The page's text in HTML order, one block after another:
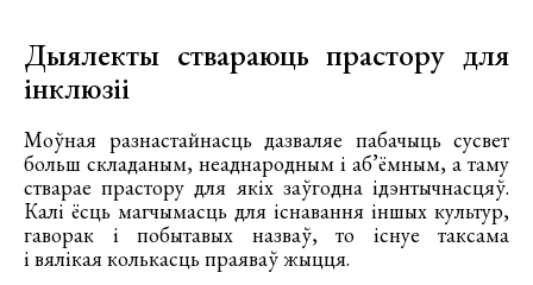
Дыялекты ствараюць прастору для
інклюзіі
Моўная разнастайнасць дазваляе пабачыць сусвет
больш складаным, неаднародным і аб’ёмным, а таму
стварае прастору для якіх заўгодна ідэнтычнасцяў.
Калі ёсць магчымасць для існавання іншых культур,
гаворак і побытавых назваў, то існуе таксама
і вялікая колькасць праяваў жыцця.